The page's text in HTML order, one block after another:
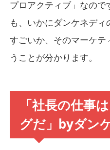
プロアクティブ」なので
も、いかにダンケネデ
すごいか、そのマーケテ
うことが分かります。
「社長の仕事
グだ」byダン